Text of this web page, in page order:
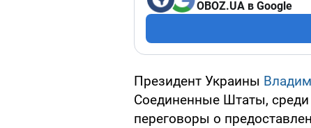
OBOZ.UA в Google
Президент Украины
Соединенные Штаты,
переговоры о